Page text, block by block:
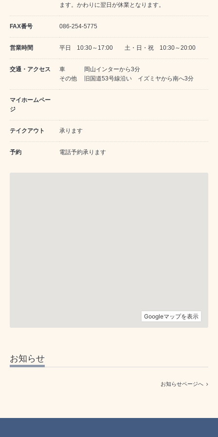
ます。かわりに翌日が休業となります。
FAX番号 086-254-5775
営業時間 平日 10:30～17:00 土・日・祝 10:30～20:00
交通・アクセス
車 岡山インターから3分
その他 旧国道53号線沿い イズミヤから南へ3分
マイホームペー
ジ
テイクアウト 承ります
予約 電話予約承ります
お知らせ
お知らせページへ